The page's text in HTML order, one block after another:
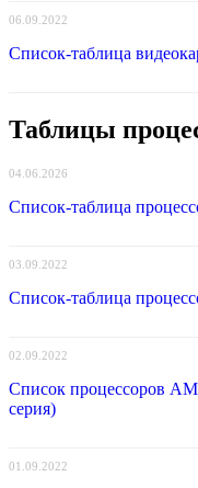
06.09.2022
Список-таблица
Таблицы
04.06.2026
Список-таблица
03.09.2022
Список-таблица
02.09.2022
Список процессоров
серия)
01.09.2022